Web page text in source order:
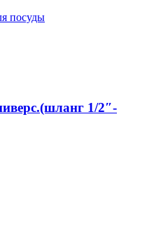
посуды
1/2″-